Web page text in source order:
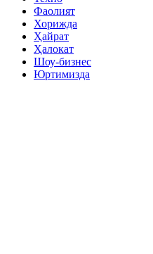
Фаолият
Хорижда
Ҳайрат
Ҳалокат
Шоу-бизнес
Юртимизда